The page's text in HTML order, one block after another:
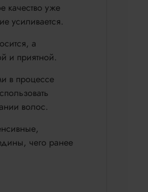
качество уже
усиливается.
а
и приятной.
в процессе
волос.
чего ранее